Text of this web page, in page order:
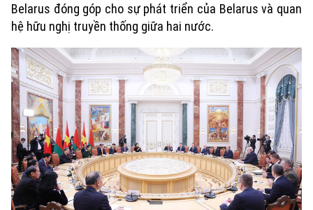
Belarus đóng góp cho sự phát triển của Belarus và quan
hệ hữu nghị truyền thống giữa hai nước.